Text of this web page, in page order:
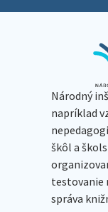
Národný
napríklad
škôl a
testovanie
správa